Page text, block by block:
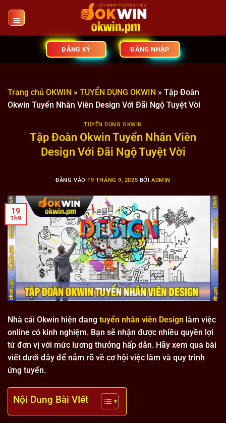
ĐĂNG KÝ ĐĂNG NHẬP
Trang chủ OKWIN » TUYỂN DỤNG OKWIN » Tập Đoàn
Okwin Tuyển Nhân Viên Design Với Đãi Ngộ Tuyệt Vời
TUYỂN DỤNG OKWIN
Tập Đoàn Okwin Tuyển Nhân Viên
Design Với Đãi Ngộ Tuyệt Vời
ĐĂNG VÀO 19 THÁNG 9, 2025 BỞI ADMIN
19
Th9
Nhà cái Okwin hiện đang tuyển nhân viên Design làm việc
online có kinh nghiệm. Bạn sẽ nhận được nhiều quyền lợi
từ đơn vị với mức lương thưởng hấp dẫn. Hãy xem qua bài
viết dưới đây để nắm rõ về cơ hội việc làm và quy trình
ứng tuyển.
Nội Dung Bài VIết